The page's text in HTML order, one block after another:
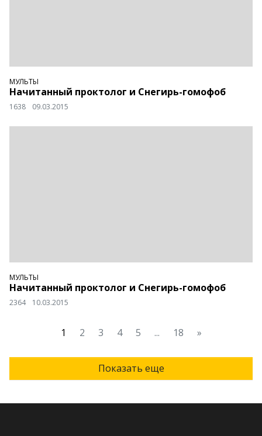
МУЛЬТЫ
Начитанный проктолог и Снегирь-гомофоб
1638 09.03.2015
МУЛЬТЫ
Начитанный проктолог и Снегирь-гомофоб
2364 10.03.2015
1 2 3 4 5 ... 18 »
Показать еще